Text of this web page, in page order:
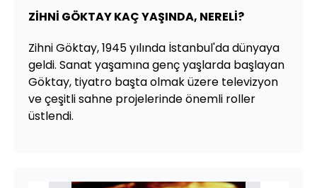
ZİHNİ GÖKTAY KAÇ YAŞINDA, NERELİ?
Zihni Göktay, 1945 yılında İstanbul'da dünyaya
geldi. Sanat yaşamına genç yaşlarda başlayan
Göktay, tiyatro başta olmak üzere televizyon
ve çeşitli sahne projelerinde önemli roller
üstlendi.